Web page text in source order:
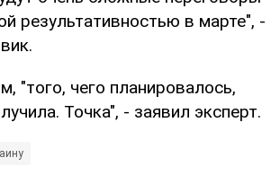
результативностью в марте", -
"того, чего планировалось,
Точка", - заявил эксперт.